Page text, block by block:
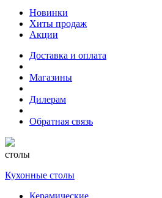
Новинки
Хиты продаж
Акции
Доставка и оплата
Магазины
Дилерам
Обратная связь
столы
Кухонные столы
Керамические